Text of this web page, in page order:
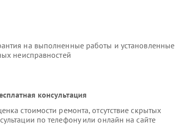
на выполненные работы и установленные
неисправностей
консультация
стоимости ремонта, отсутствие скрытых
по телефону или онлайн на сайте